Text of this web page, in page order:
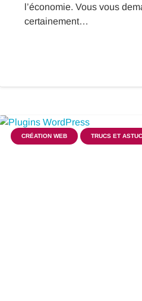
l’économie. Vous vous
certainement…
CRÉATION WEB TRUCS ET